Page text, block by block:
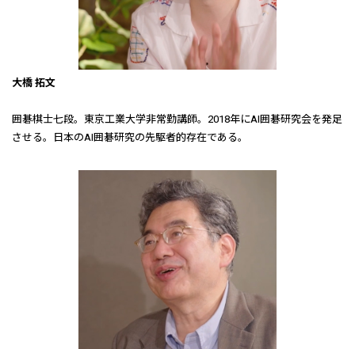
大橋 拓文
囲碁棋士七段。東京工業大学非常勤講師。2018年にAI囲碁研究会を発足
させる。日本のAI囲碁研究の先駆者的存在である。